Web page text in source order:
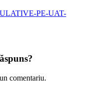
PE-UAT-
comentariu.